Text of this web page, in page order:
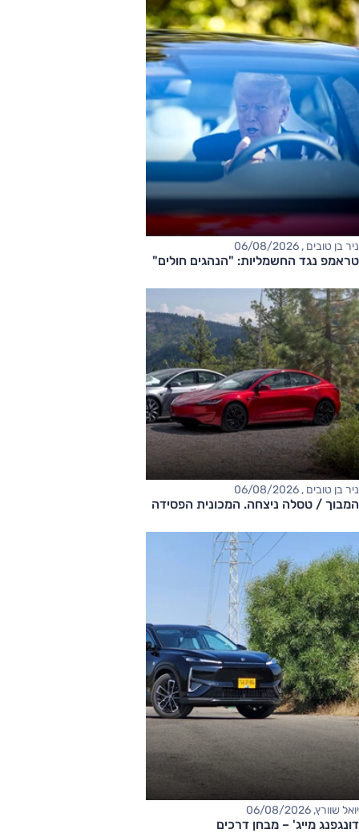
ניר בן טובים , 06/08/2026
טראמפ נגד החשמליות: "הנהגים חולים"
ניר בן טובים , 06/08/2026
המבוך / טסלה ניצחה. המכונית הפסידה
יואל שוורץ, 06/08/2026
דונגפנג מייג' – מבחן דרכים